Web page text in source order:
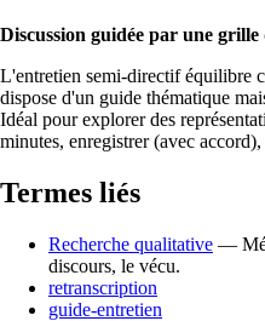
Discussion guidée par une grille
L'entretien semi-directif équilibre
dispose d'un guide thématique
Idéal pour explorer des
minutes, enregistrer (avec
Termes liés
Recherche qualitative —
discours, le vécu.
retranscription
guide-entretien